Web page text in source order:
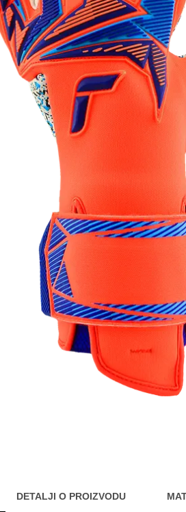
DETALJI O PROIZVODU